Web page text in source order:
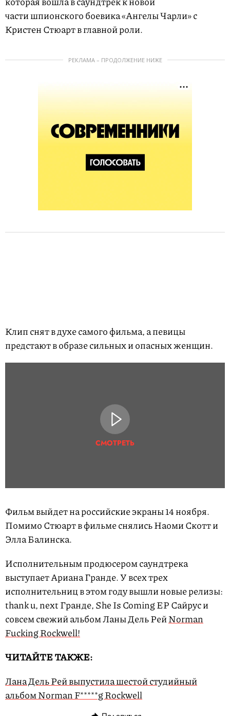
части шпионского боевика «Ангелы Чарли» с
Кристен Стюарт в главной роли.
РЕКЛАМА – ПРОДОЛЖЕНИЕ НИЖЕ
Клип снят в духе самого фильма, а певицы
предстают в образе сильных и опасных женщин.
СМОТРЕТЬ
Фильм выйдет на российские экраны 14 ноября.
Помимо Стюарт в фильме снялись Наоми Скотт и
Элла Балинска.
Исполнительным продюсером саундтрека
выступает Ариана Гранде. У всех трех
исполнительниц в этом году вышли новые релизы:
thank u, next Гранде, She Is Coming EP Сайрус и
совсем свежий альбом Ланы Дель РейNorman
Fucking Rockwell!
ЧИТАЙТЕ ТАКЖЕ:
Лана Дель Рей выпустила шестой студийный
альбом Norman F*****g Rockwell